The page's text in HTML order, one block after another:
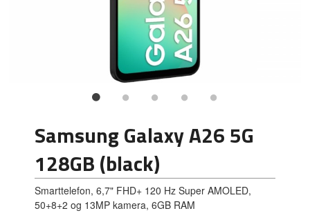
Samsung Galaxy A26 5G
128GB (black)
Smarttelefon, 6,7" FHD+ 120 Hz Super AMOLED,
50+8+2 og 13MP kamera, 6GB RAM